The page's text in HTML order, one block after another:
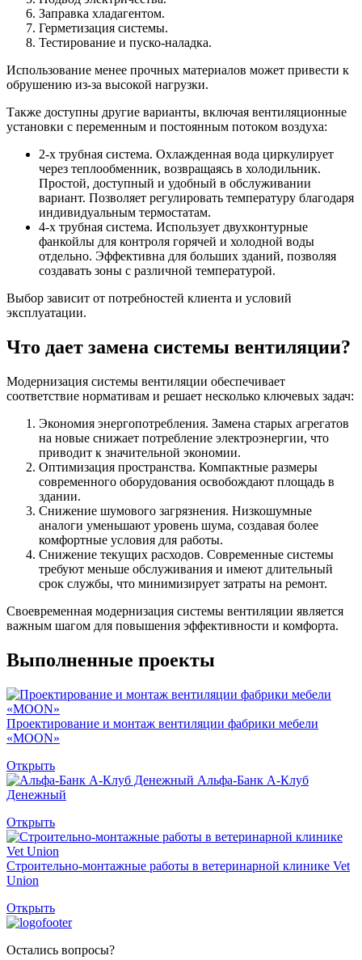
Заправка хладагентом.
Герметизация системы.
Тестирование и пуско-наладка.
Использование менее прочных материалов может привести к
обрушению из-за высокой нагрузки.
Также доступны другие варианты, включая вентиляционные
установки с переменным и постоянным потоком воздуха:
2-х трубная система. Охлажденная вода циркулирует
через теплообменник, возвращаясь в холодильник.
Простой, доступный и удобный в обслуживании
вариант. Позволяет регулировать температуру благодаря
индивидуальным термостатам.
4-х трубная система. Использует двухконтурные
фанкойлы для контроля горячей и холодной воды
отдельно. Эффективна для больших зданий, позволяя
создавать зоны с различной температурой.
Выбор зависит от потребностей клиента и условий
эксплуатации.
Что дает замена системы вентиляции?
Модернизация системы вентиляции обеспечивает
соответствие нормативам и решает несколько ключевых задач:
Экономия энергопотребления. Замена старых агрегатов
на новые снижает потребление электроэнергии, что
приводит к значительной экономии.
Оптимизация пространства. Компактные размеры
современного оборудования освобождают площадь в
здании.
Снижение шумового загрязнения. Низкошумные
аналоги уменьшают уровень шума, создавая более
комфортные условия для работы.
Снижение текущих расходов. Современные системы
требуют меньше обслуживания и имеют длительный
срок службы, что минимизирует затраты на ремонт.
Своевременная модернизация системы вентиляции является
важным шагом для повышения эффективности и комфорта.
Выполненные проекты
Проектирование и монтаж вентиляции фабрики мебели
«MOON»
Открыть
Альфа-Банк А-Клуб
Денежный
Открыть
Строительно-монтажные работы в ветеринарной клинике Vet
Union
Открыть
Остались вопросы?